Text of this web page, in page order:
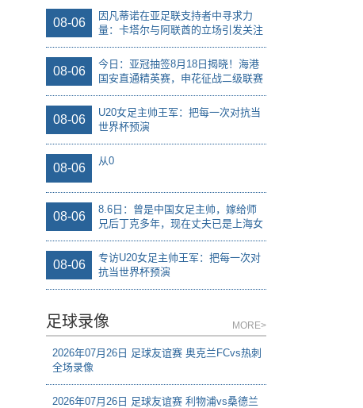
08-06
因凡蒂诺在亚足联支持者中寻求力
量：卡塔尔与阿联酋的立场引发关注
08-06
今日：亚冠抽签8月18日揭晓！海港
国安直通精英赛，申花征战二级联赛
08-06
U20女足主帅王军：把每一次对抗当
世界杯预演
08-06
从0
08-06
8.6日：曾是中国女足主帅，嫁给师
兄后丁克多年，现在丈夫已是上海女
足领队
08-06
专访U20女足主帅王军：把每一次对
抗当世界杯预演
足球录像 MORE>
2026年07月26日 足球友谊赛 奥克兰FCvs热刺
全场录像
2026年07月26日 足球友谊赛 利物浦vs桑德兰